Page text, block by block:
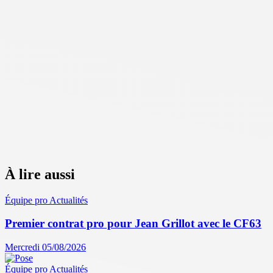
À lire aussi
Équipe pro Actualités
Premier contrat pro pour Jean Grillot avec le CF63
Mercredi 05/08/2026
Équipe pro Actualités